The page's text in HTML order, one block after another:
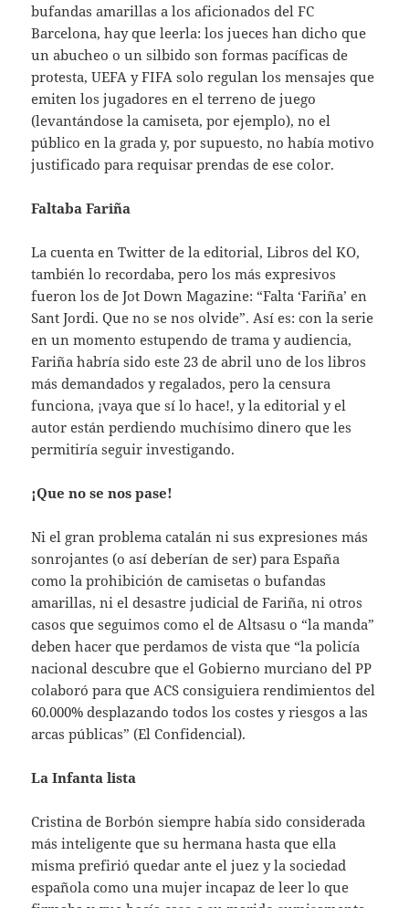
bufandas amarillas a los aficionados del FC
Barcelona, hay que leerla: los jueces han dicho que
un abucheo o un silbido son formas pacíficas de
protesta, UEFA y FIFA solo regulan los mensajes que
emiten los jugadores en el terreno de juego
(levantándose la camiseta, por ejemplo), no el
público en la grada y, por supuesto, no había motivo
justificado para requisar prendas de ese color.
Faltaba Fariña
La cuenta en Twitter de la editorial, Libros del KO,
también lo recordaba, pero los más expresivos
fueron los de Jot Down Magazine: “Falta ‘Fariña’ en
Sant Jordi. Que no se nos olvide”. Así es: con la serie
en un momento estupendo de trama y audiencia,
Fariña habría sido este 23 de abril uno de los libros
más demandados y regalados, pero la censura
funciona, ¡vaya que sí lo hace!, y la editorial y el
autor están perdiendo muchísimo dinero que les
permitiría seguir investigando.
¡Que no se nos pase!
Ni el gran problema catalán ni sus expresiones más
sonrojantes (o así deberían de ser) para España
como la prohibición de camisetas o bufandas
amarillas, ni el desastre judicial de Fariña, ni otros
casos que seguimos como el de Altsasu o “la manda”
deben hacer que perdamos de vista que “la policía
nacional descubre que el Gobierno murciano del PP
colaboró para que ACS consiguiera rendimientos del
60.000% desplazando todos los costes y riesgos a las
arcas públicas” (El Confidencial).
La Infanta lista
Cristina de Borbón siempre había sido considerada
más inteligente que su hermana hasta que ella
misma prefirió quedar ante el juez y la sociedad
española como una mujer incapaz de leer lo que